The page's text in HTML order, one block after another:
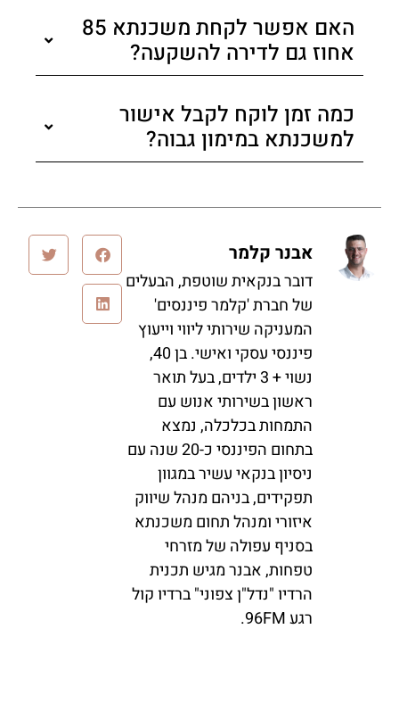
האם אפשר לקחת משכנתא 85
אחוז גם לדירה להשקעה?
כמה זמן לוקח לקבל אישור
למשכנתא במימון גבוה?
אבנר קלמר
דובר בנקאית שוטפת, הבעלים
של חברת 'קלמר פיננסים'
המעניקה שירותי ליווי וייעוץ
פיננסי עסקי ואישי. בן 40,
נשוי + 3 ילדים, בעל תואר
ראשון בשירותי אנוש עם
התמחות בכלכלה, נמצא
בתחום הפיננסי כ-20 שנה עם
ניסיון בנקאי עשיר במגוון
תפקידים, בניהם מנהל שיווק
איזורי ומנהל תחום משכנתא
בסניף עפולה של מזרחי
טפחות, אבנר מגיש תכנית
הרדיו "נדל"ן צפוני" ברדיו קול
רגע 96FM.